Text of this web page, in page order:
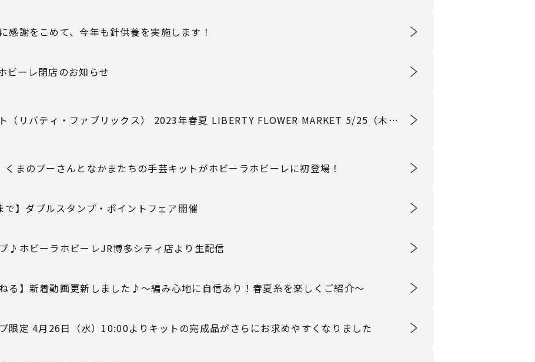
感謝をこめて、今年も針供養を実施します！
ビーレ閉店のお知らせ
（リバティ・ファブリックス） 2023年春夏 LIBERTY FLOWER MARKET 5/25（木）0
くまのプーさんとなかまたちの手芸キットがホビーラホビーレに初登場！
で】ダブルスタンプ・ポイントフェア開催
♪ホビーラホビーレJR博多シティ店より生配信
ねる】新着動画更新しました♪～編み心地に自信あり！春夏糸を楽しくご紹介～
限定 4月26日（水）10:00よりキットの完成品がさらにお求めやすくなりました